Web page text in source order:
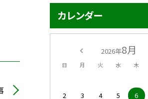
カレンダー
2026年8月
日 月 火 水 木
2
3 4 5 6